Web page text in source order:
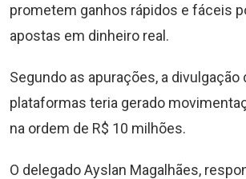
prometem ganhos rápidos e fáceis
apostas em dinheiro real.
Segundo as apurações, a divulgação
plataformas teria gerado
na ordem de R$ 10 milhões.
O delegado Ayslan Magalhães,